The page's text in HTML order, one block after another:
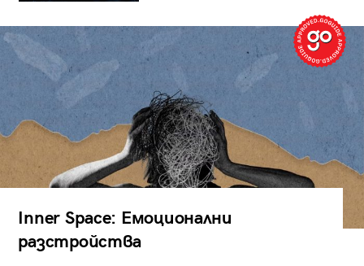
Inner Space: Емоционални
разстройства